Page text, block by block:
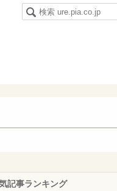
記事ランキング